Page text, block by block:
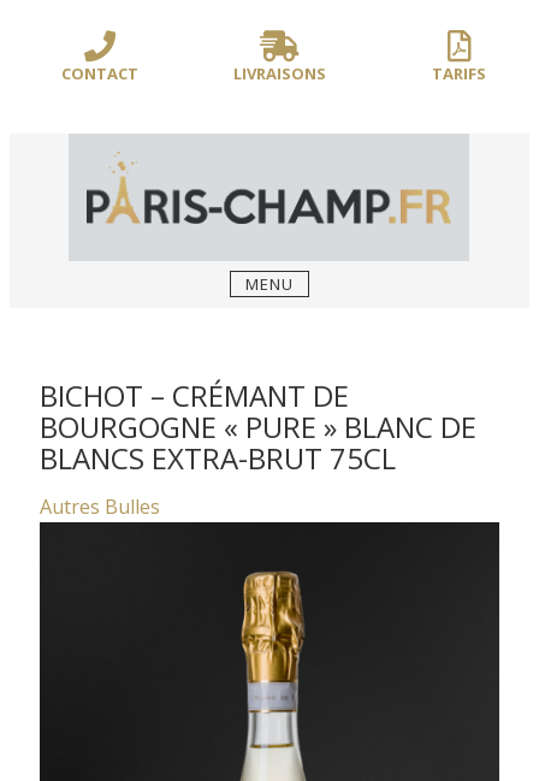
contenuCONTACT LIVRAISONS TARIFS
BOUSSOLE **/
MENU
BICHOT – CRÉMANT DE
BOURGOGNE « PURE » BLANC DE
BLANCS EXTRA-BRUT 75CL
Autres Bulles